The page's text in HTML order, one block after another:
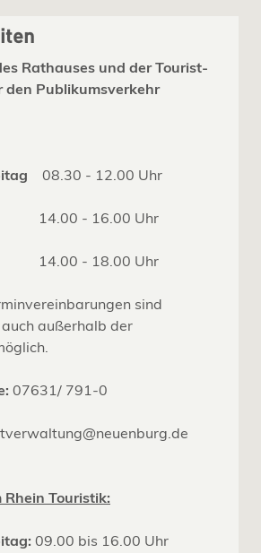
Rathauses und der Tourist-
den Publikumsverkehr
08.30 - 12.00 Uhr
- 16.00 Uhr
- 18.00 Uhr
sind
außerhalb der
07631/ 791-0
Touristik:
09.00 bis 16.00 Uhr